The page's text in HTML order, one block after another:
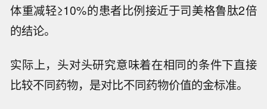
体重减轻≥10%的患者比例接近于司美格鲁肽2倍
的结论。
实际上，头对头研究意味着在相同的条件下直接
比较不同药物，是对比不同药物价值的金标准。